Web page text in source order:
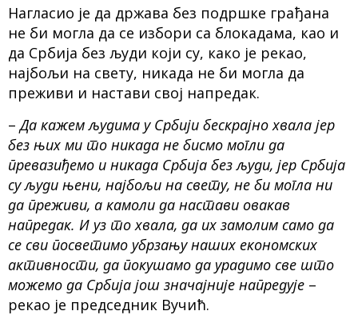
Нагласио је да држава без подршке грађана
не би могла да се избори са блокадама, као и
да Србија без људи који су, како је рекао,
најбољи на свету, никада не би могла да
преживи и настави свој напредак.
–Да кажем људима у Србији бескрајно хвала јер
без њих ми то никада не бисмо могли да
превазиђемо и никада Србија без људи, јер Србија
су људи њени, најбољи на свету, не би могла ни
да преживи, а камоли да настави овакав
напредак. И уз то хвала, да их замолим само да
се сви посветимо убрзању наших економских
активности, да покушамо да урадимо све што
можемо да Србија још значајније напредује –
рекао је председник Вучић.